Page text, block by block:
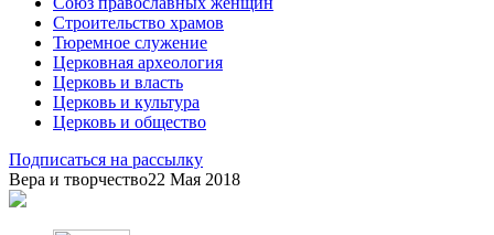
Строительство храмов
Тюремное служение
Церковная археология
Церковь и власть
Церковь и культура
Церковь и общество
Подписаться на рассылку
Вера и творчество22 Мая 2018